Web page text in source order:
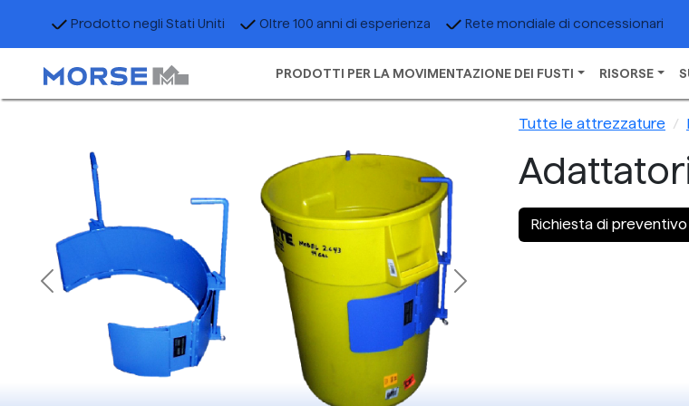
Prodotto negli Stati Uniti Oltre 100 anni di esperienza Rete mondiale di concessionari
PRODOTTI PER LA MOVIMENTAZIONE DEI FUSTI RISORSE
Previous Next
Tutte le attrezzature
Richiesta di preventivo